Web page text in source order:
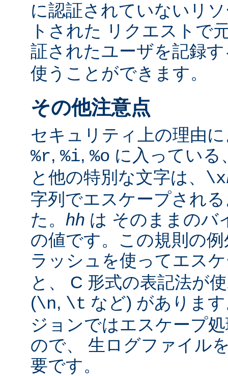
に認証されていないリ
トされた リクエストで
証されたユーザを記録
使うことができます。
その他注意点
セキュリティ上の理由
%r, %i, %o に入っている
と他の特別な文字は、 \x
字列でエスケープされ
た。 hh は そのままのバ
の値です。この規則の
ラッシュを使ってエス
と、 C 形式の表記法が
(\n, \t など) がありま
ジョンではエスケープ
ので、 生ログファイル
要です。